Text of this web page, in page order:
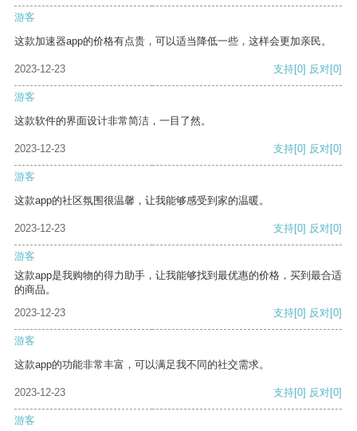
游客
这款加速器app的价格有点贵，可以适当降低一些，这样会更加亲民。
2023-12-23 支持[0] 反对[0]
游客
这款软件的界面设计非常简洁，一目了然。
2023-12-23 支持[0] 反对[0]
游客
这款app的社区氛围很温馨，让我能够感受到家的温暖。
2023-12-23 支持[0] 反对[0]
游客
这款app是我购物的得力助手，让我能够找到最优惠的价格，买到最合适
的商品。
2023-12-23
支持[0] 反对[0]
游客
这款app的功能非常丰富，可以满足我不同的社交需求。
2023-12-23 支持[0] 反对[0]
游客